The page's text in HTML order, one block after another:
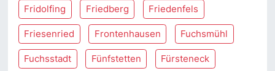
Fridolfing Friedberg Friedenfels
Friesenried Frontenhausen Fuchsmühl
Fuchsstadt Fünfstetten Fürsteneck